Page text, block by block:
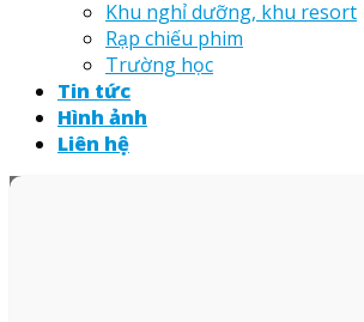
Khu nghỉ dưỡng, khu resort
Rạp chiếu phim
Trường học
Tin tức
Hình ảnh
Liên hệ